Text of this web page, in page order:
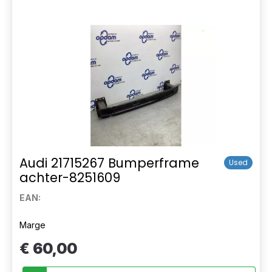
Audi 21715267 Bumperframe
achter-8251609
Used
EAN:
Marge
€ 60,00